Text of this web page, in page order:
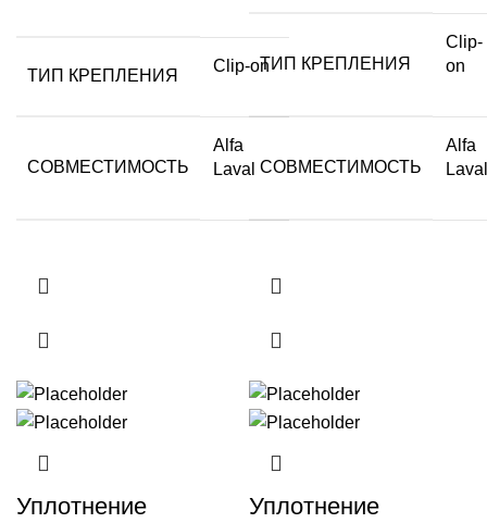
ТИП КРЕПЛЕНИЯ
Clip-on
СОВМЕСТИМОСТЬ
Alfa
Laval
ТИП КРЕПЛЕНИЯ
Clip-
on
СОВМЕСТИМОСТЬ
Alfa
Laval
Уплотнение
Уплотнение